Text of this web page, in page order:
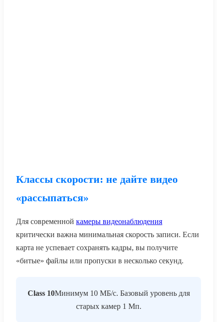
Классы скорости: не дайте видео
«рассыпаться»
Для современной камеры видеонаблюдения
критически важна минимальная скорость записи. Если
карта не успевает сохранять кадры, вы получите
«битые» файлы или пропуски в несколько секунд.
Class 10Минимум 10 МБ/с. Базовый уровень для
старых камер 1 Мп.